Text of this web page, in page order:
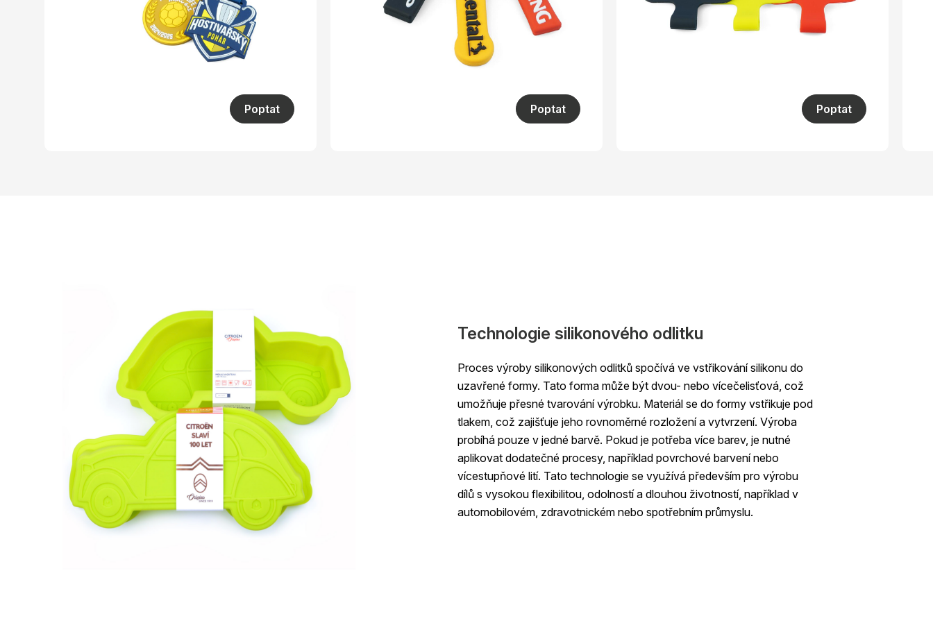
Poptat Poptat Poptat
Technologie silikonového odlitku
Proces výroby silikonových odlitků spočívá ve vstřikování silikonu do
uzavřené formy. Tato forma může být dvou- nebo vícečelisťová, což
umožňuje přesné tvarování výrobku. Materiál se do formy vstřikuje pod
tlakem, což zajišťuje jeho rovnoměrné rozložení a vytvrzení. Výroba
probíhá pouze v jedné barvě. Pokud je potřeba více barev, je nutné
aplikovat dodatečné procesy, například povrchové barvení nebo
vícestupňové lití. Tato technologie se využívá především pro výrobu
dílů s vysokou flexibilitou, odolností a dlouhou životností, například v
automobilovém, zdravotnickém nebo spotřebním průmyslu.